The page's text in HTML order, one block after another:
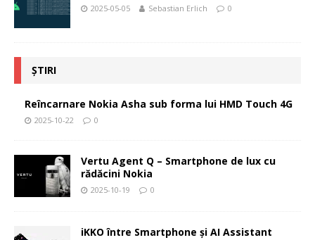
2025-05-05 Sebastian Erlich 0
ȘTIRI
Reîncarnare Nokia Asha sub forma lui HMD Touch 4G
2025-10-22 0
Vertu Agent Q – Smartphone de lux cu
rădăcini Nokia
2025-10-19 0
iKKO între Smartphone și AI Assistant